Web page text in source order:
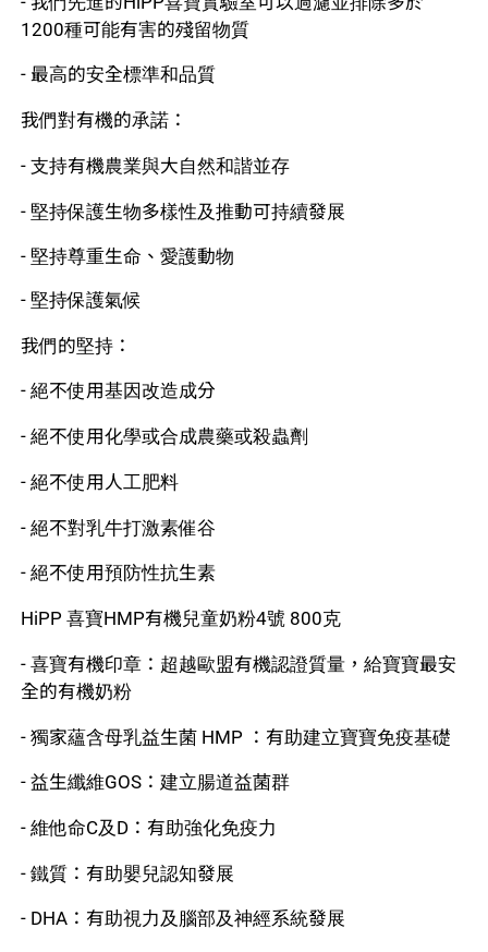
1200種可能有害的殘留物質
- 最高的安全標準和品質
我們對有機的承諾：
- 支持有機農業與大自然和諧並存
- 堅持保護生物多樣性及推動可持續發展
- 堅持尊重生命、愛護動物
- 堅持保護氣候
我們的堅持：
- 絕不使用基因改造成分
- 絕不使用化學或合成農藥或殺蟲劑
- 絕不使用人工肥料
- 絕不對乳牛打激素催谷
- 絕不使用預防性抗生素
HiPP 喜寶HMP有機兒童奶粉4號 800克
- 喜寶有機印章：超越歐盟有機認證質量，給寶寶最安
全的有機奶粉
- 獨家蘊含母乳益生菌 HMP ：有助建立寶寶免疫基礎
- 益生纖維GOS：建立腸道益菌群
- 維他命C及D：有助強化免疫力
- 鐵質：有助嬰兒認知發展
- DHA：有助視力及腦部及神經系統發展